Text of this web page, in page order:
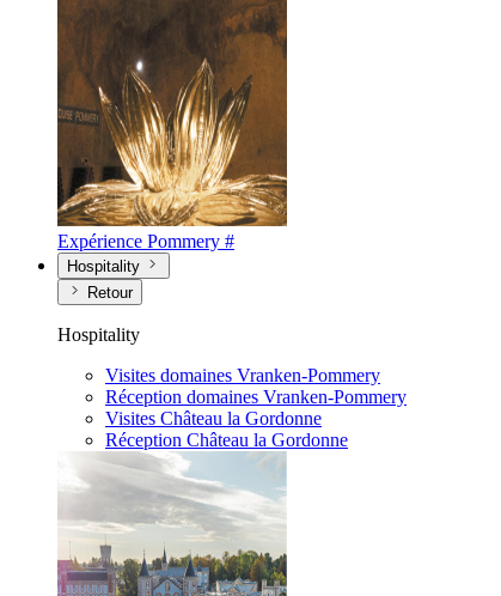
Expérience Pommery #
Hospitality
Retour
Hospitality
Visites domaines Vranken-Pommery
Réception domaines Vranken-Pommery
Visites Château la Gordonne
Réception Château la Gordonne